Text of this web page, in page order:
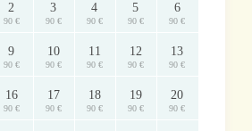
2
90 €
3
90 €
4
90 €
5
90 €
6
90 €
9
90 €
10
90 €
11
90 €
12
90 €
13
90 €
16
90 €
17
90 €
18
90 €
19
90 €
20
90 €